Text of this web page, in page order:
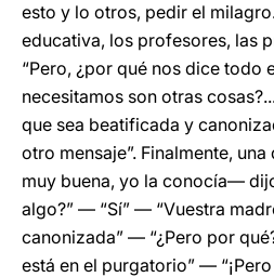
esto y lo otros, pedir el
educativa, los profesores, las
“Pero, ¿por qué nos dice todo
necesitamos son otras
que sea beatificada y
otro mensaje”. Finalmente,
muy buena, yo la conocía―
algo?” ― “Sí” ― “Vuestra
canonizada” ― “¿Pero por
está en el purgatorio” ―